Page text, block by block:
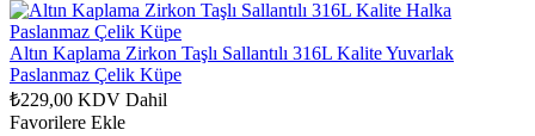
Altın Kaplama Zirkon Taşlı Sallantılı 316L Kalite Yuvarlak
Paslanmaz Çelik Küpe
₺229,00 KDV Dahil
Favorilere Ekle